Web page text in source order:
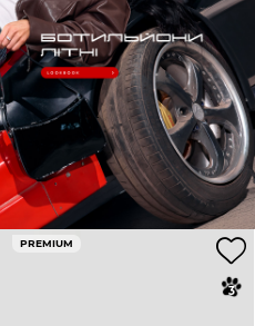
PREMIUM